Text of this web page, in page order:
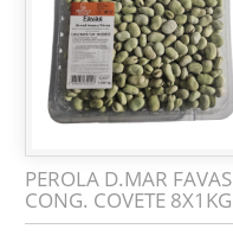
PEROLA D.MAR FAVAS
CONG. COVETE 8X1KG